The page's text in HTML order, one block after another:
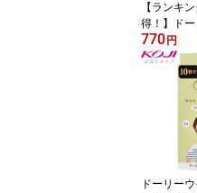
【ランキ
得！】ド
公式 つけ
イージーラ
ラル 束感
770 円
ドーリー